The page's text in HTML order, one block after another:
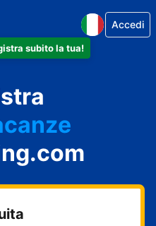
subito la tua!
Accedi
house